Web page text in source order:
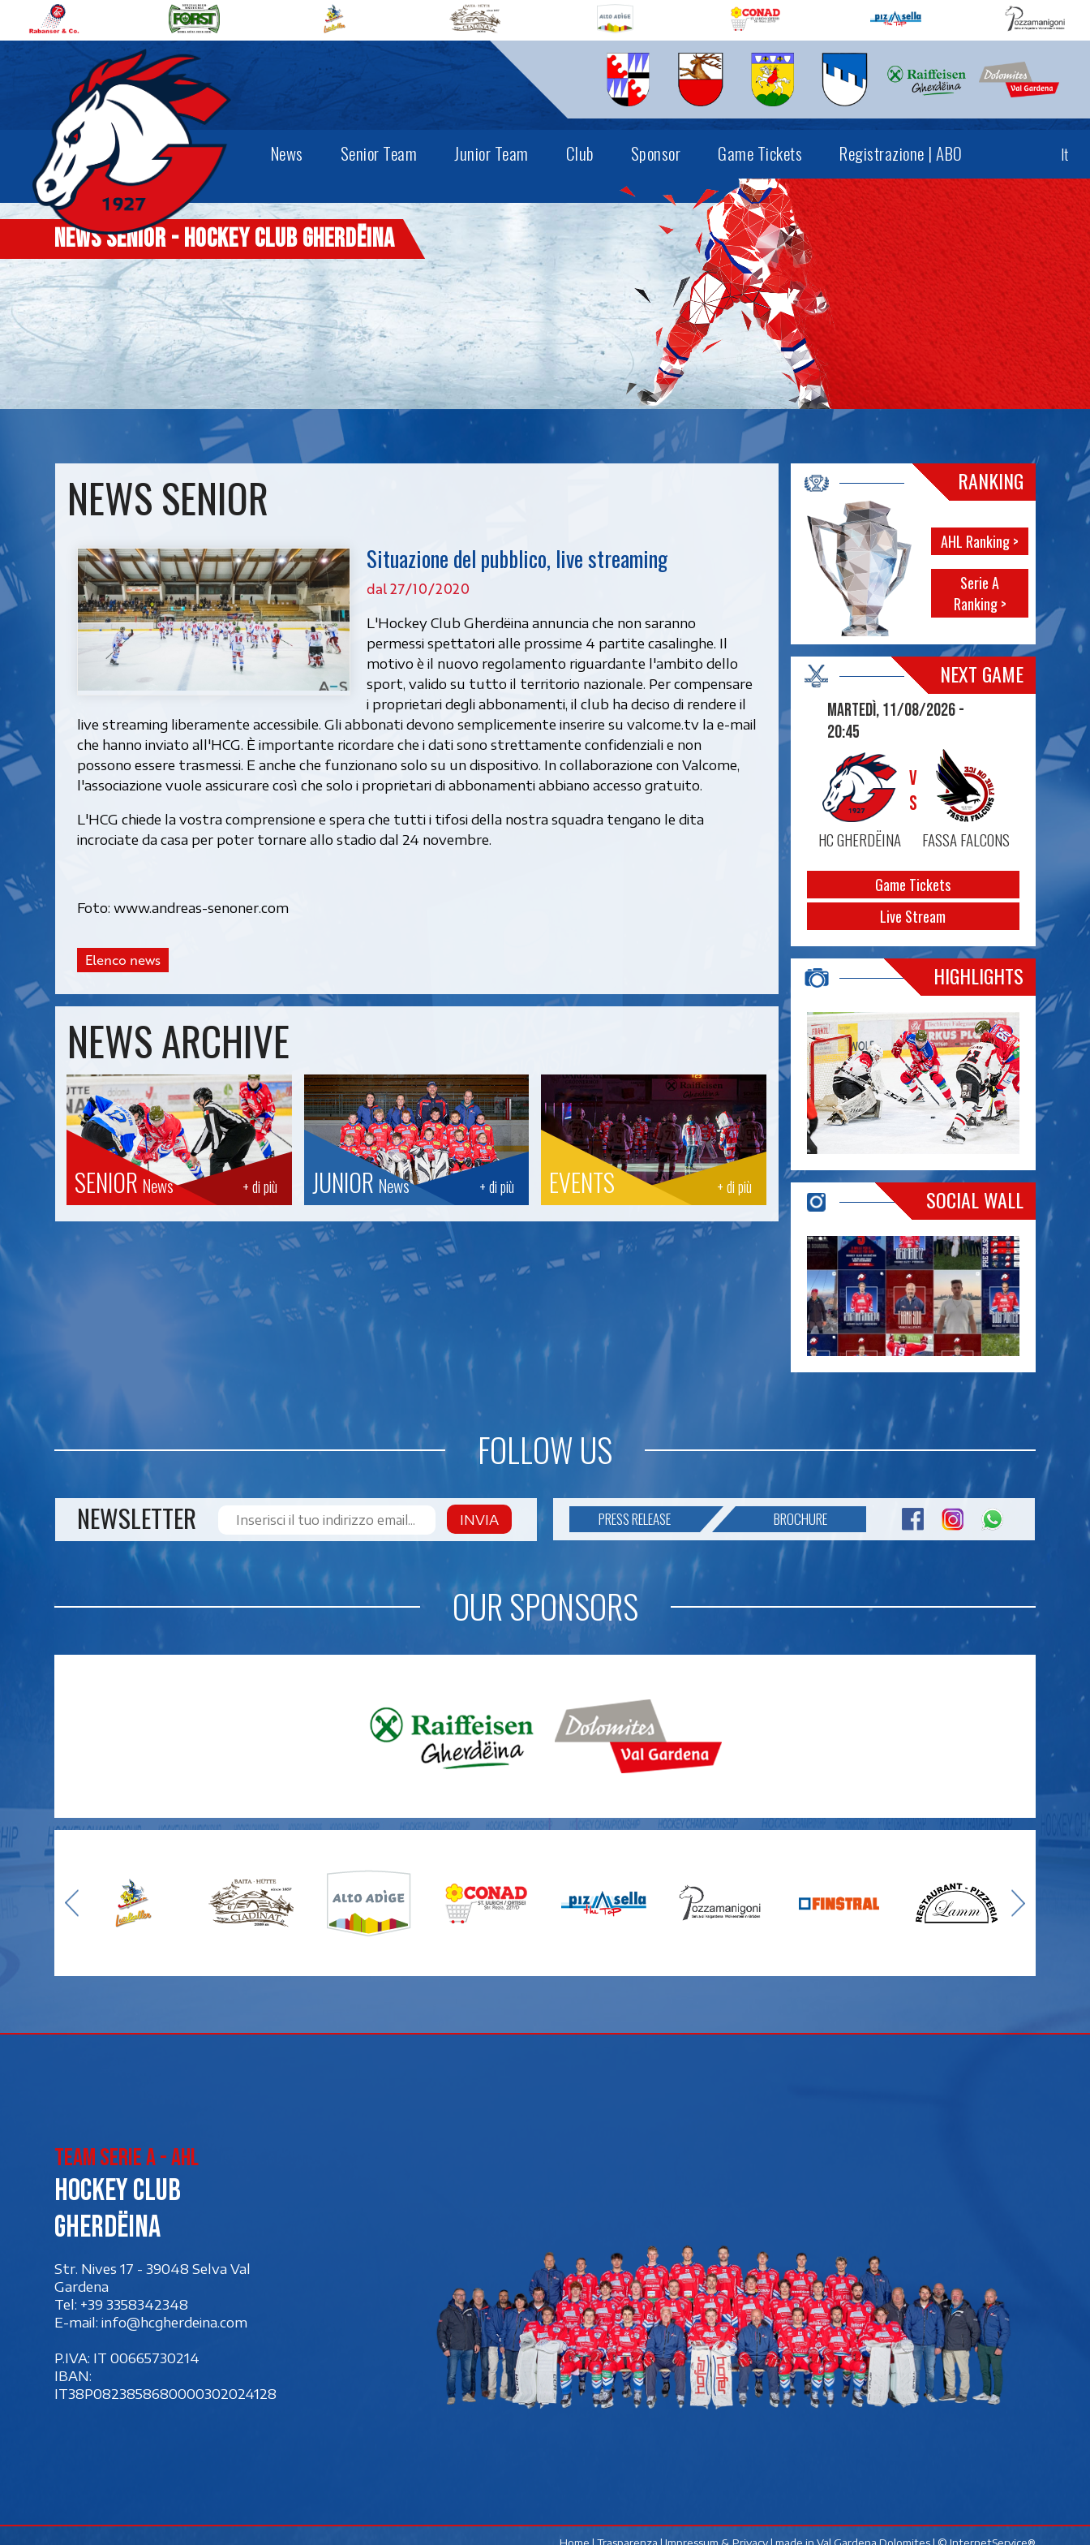
It
News Senior Team Junior Team Club Sponsor Game Tickets Registrazione | ABO
News senior - Hockey Club Gherdëina
NEWS SENIOR
Situazione del pubblico, live streaming
dal 27/10/2020
L'Hockey Club Gherdëina annuncia che non saranno
permessi spettatori alle prossime 4 partite casalinghe. Il
motivo è il nuovo regolamento riguardante l'ambito dello
sport, valido su tutto il territorio nazionale. Per compensare
i proprietari degli abbonamenti, il club ha deciso di rendere il
live streaming liberamente accessibile. Gli abbonati devono semplicemente inserire su valcome.tv la e-mail
che hanno inviato all'HCG. È importante ricordare che i dati sono strettamente confidenziali e non
possono essere trasmessi. E anche che funzionano solo su un dispositivo. In collaborazione con Valcome,
l'associazione vuole assicurare così che solo i proprietari di abbonamenti abbiano accesso gratuito.
L'HCG chiede la vostra comprensione e spera che tutti i tifosi della nostra squadra tengano le dita
incrociate da casa per poter tornare allo stadio dal 24 novembre.
Foto: www.andreas-senoner.com
Elenco news
NEWS ARCHIVE
+ di più
SENIOR News + di più
JUNIOR News + di più
EVENTS
RANKING
AHL Ranking >
Serie A
Ranking >
NEXT GAME
Martedì, 11/08/2026 -
20:45
HC GHERDËINA
VS
FASSA FALCONS
Game Tickets
Live Stream
HIGHLIGHTS
SOCIAL WALL
FOLLOW US
NEWSLETTER INVIA PRESS RELEASE BROCHURE
OUR SPONSORS
Team Serie A - AHL
Hockey club
Gherdëina
Str. Nives 17 - 39048 Selva Val
Gardena
Tel: +39 3358342348
E-mail: info@hcgherdeina.com
P.IVA: IT 00‍665730214
IBAN:
IT38P0823858680000302024128